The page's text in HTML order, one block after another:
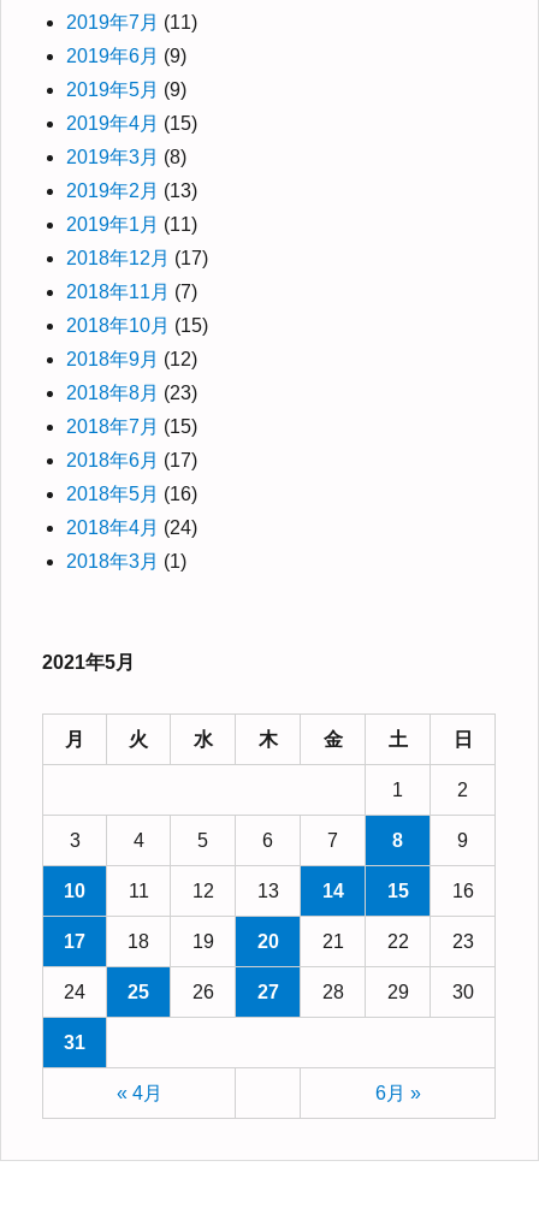
2019年7月 (11)
2019年6月 (9)
2019年5月 (9)
2019年4月 (15)
2019年3月 (8)
2019年2月 (13)
2019年1月 (11)
2018年12月 (17)
2018年11月 (7)
2018年10月 (15)
2018年9月 (12)
2018年8月 (23)
2018年7月 (15)
2018年6月 (17)
2018年5月 (16)
2018年4月 (24)
2018年3月 (1)
2021年5月
月 火 水 木 金 土 日
« 4月 6月 »
1 2
3 4 5 6 7 8 9
10 11 12 13 14 15 16
17 18 19 20 21 22 23
24 25 26 27 28 29 30
31